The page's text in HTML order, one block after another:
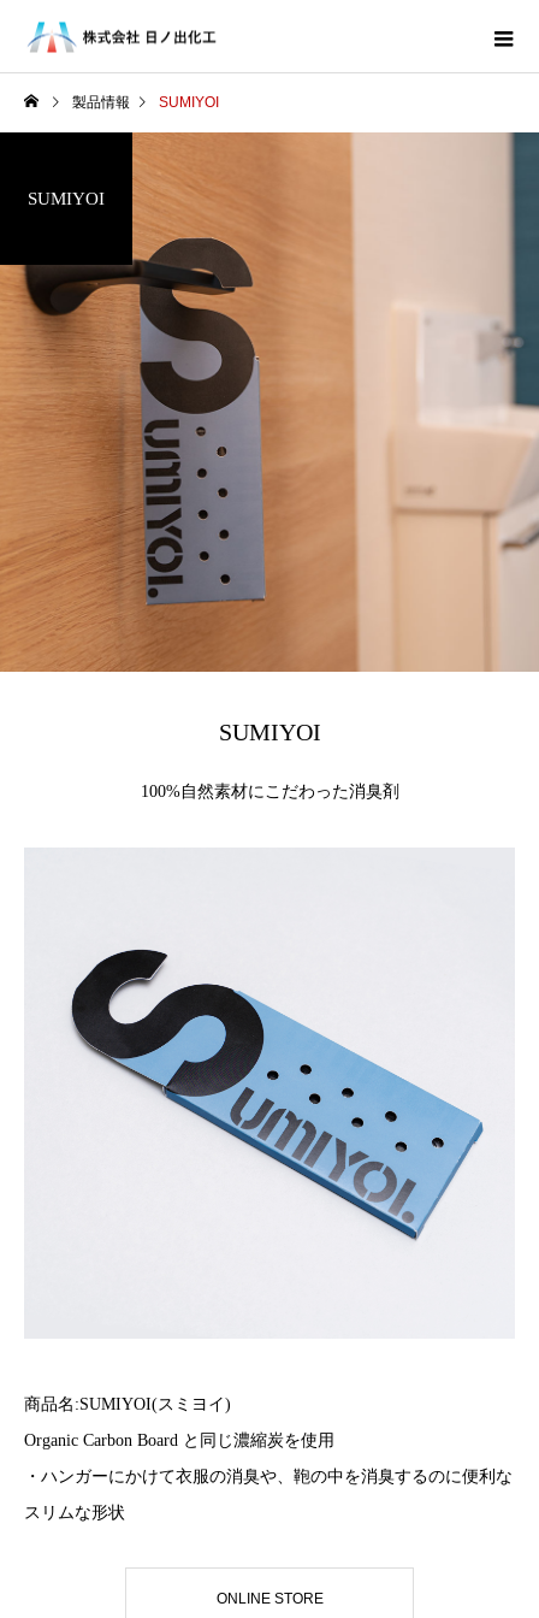
製品情報 SUMIYOI
SUMIYOI
SUMIYOI
100%自然素材にこだわった消臭剤
商品名:SUMIYOI(スミヨイ)
Organic Carbon Board と同じ濃縮炭を使用
・ハンガーにかけて衣服の消臭や、鞄の中を消臭するのに便利な
スリムな形状
ONLINE STORE